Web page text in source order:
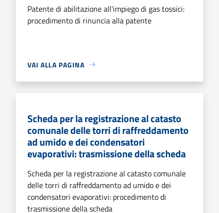
Patente di abilitazione all'impiego di gas tossici:
procedimento di rinuncia alla patente
VAI ALLA PAGINA
Scheda per la registrazione al catasto
comunale delle torri di raffreddamento
ad umido e dei condensatori
evaporativi: trasmissione della scheda
Scheda per la registrazione al catasto comunale
delle torri di raffreddamento ad umido e dei
condensatori evaporativi: procedimento di
trasmissione della scheda